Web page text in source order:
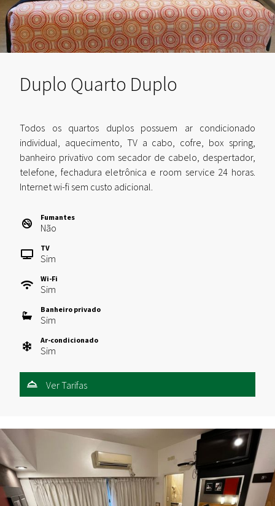
Duplo Quarto Duplo
Todos os quartos duplos possuem ar condicionado
individual, aquecimento, TV a cabo, cofre, box spring,
banheiro privativo com secador de cabelo, despertador,
telefone, fechadura eletrônica e room service 24 horas.
Internet wi-fi sem custo adicional.
Fumantes
Não
TV
Sim
Wi-Fi
Sim
Banheiro privado
Sim
Ar-condicionado
Sim
Ver Tarifas